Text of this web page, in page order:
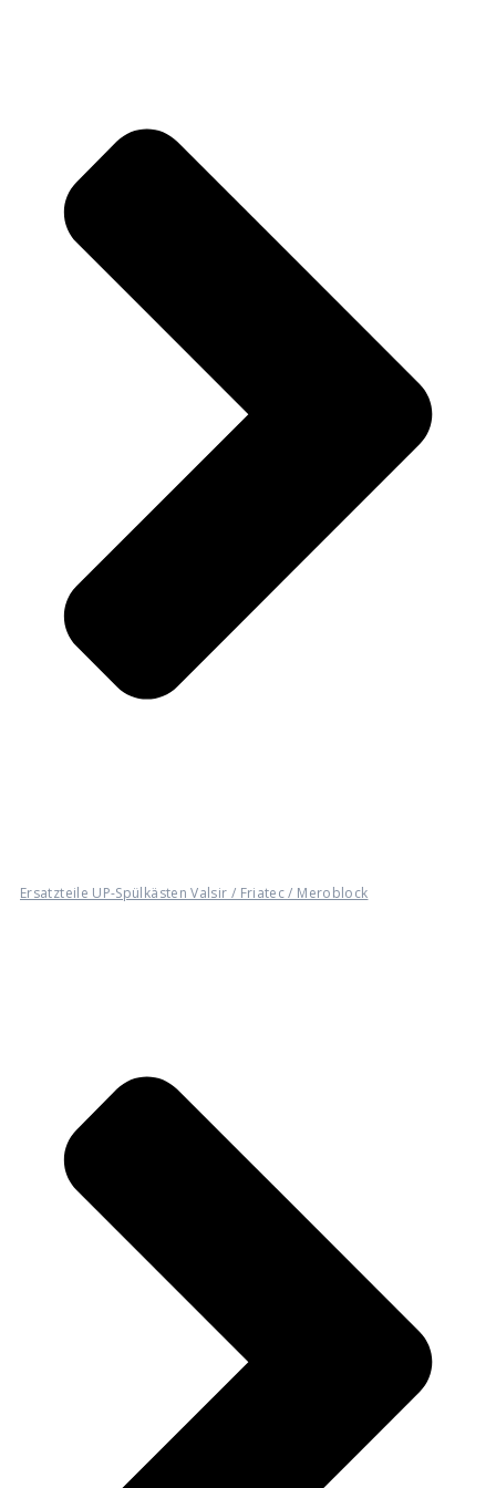
Ersatzteile UP-Spülkästen Valsir / Friatec / Meroblock